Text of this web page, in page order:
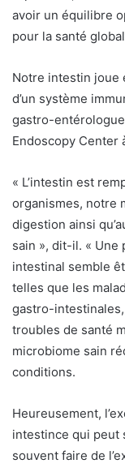
avoir un équilibre
pour la santé
Notre intestin joue
d’un système
gastro-
Endoscopy Center
« L’intestin est
organismes, notre
digestion ainsi
sain », dit-il. «
intestinal semble
telles que les
gastro-
troubles de santé
microbiome sain
conditions.
Heureusement,
intestince qui peut
souvent faire de